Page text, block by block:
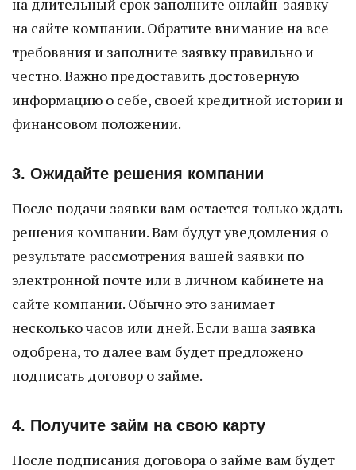
на длительный срок заполните онлайн-заявку
на сайте компании. Обратите внимание на все
требования и заполните заявку правильно и
честно. Важно предоставить достоверную
информацию о себе, своей кредитной истории и
финансовом положении.
3. Ожидайте решения компании
После подачи заявки вам остается только ждать
решения компании. Вам будут уведомления о
результате рассмотрения вашей заявки по
электронной почте или в личном кабинете на
сайте компании. Обычно это занимает
несколько часов или дней. Если ваша заявка
одобрена, то далее вам будет предложено
подписать договор о займе.
4. Получите займ на свою карту
После подписания договора о займе вам будет